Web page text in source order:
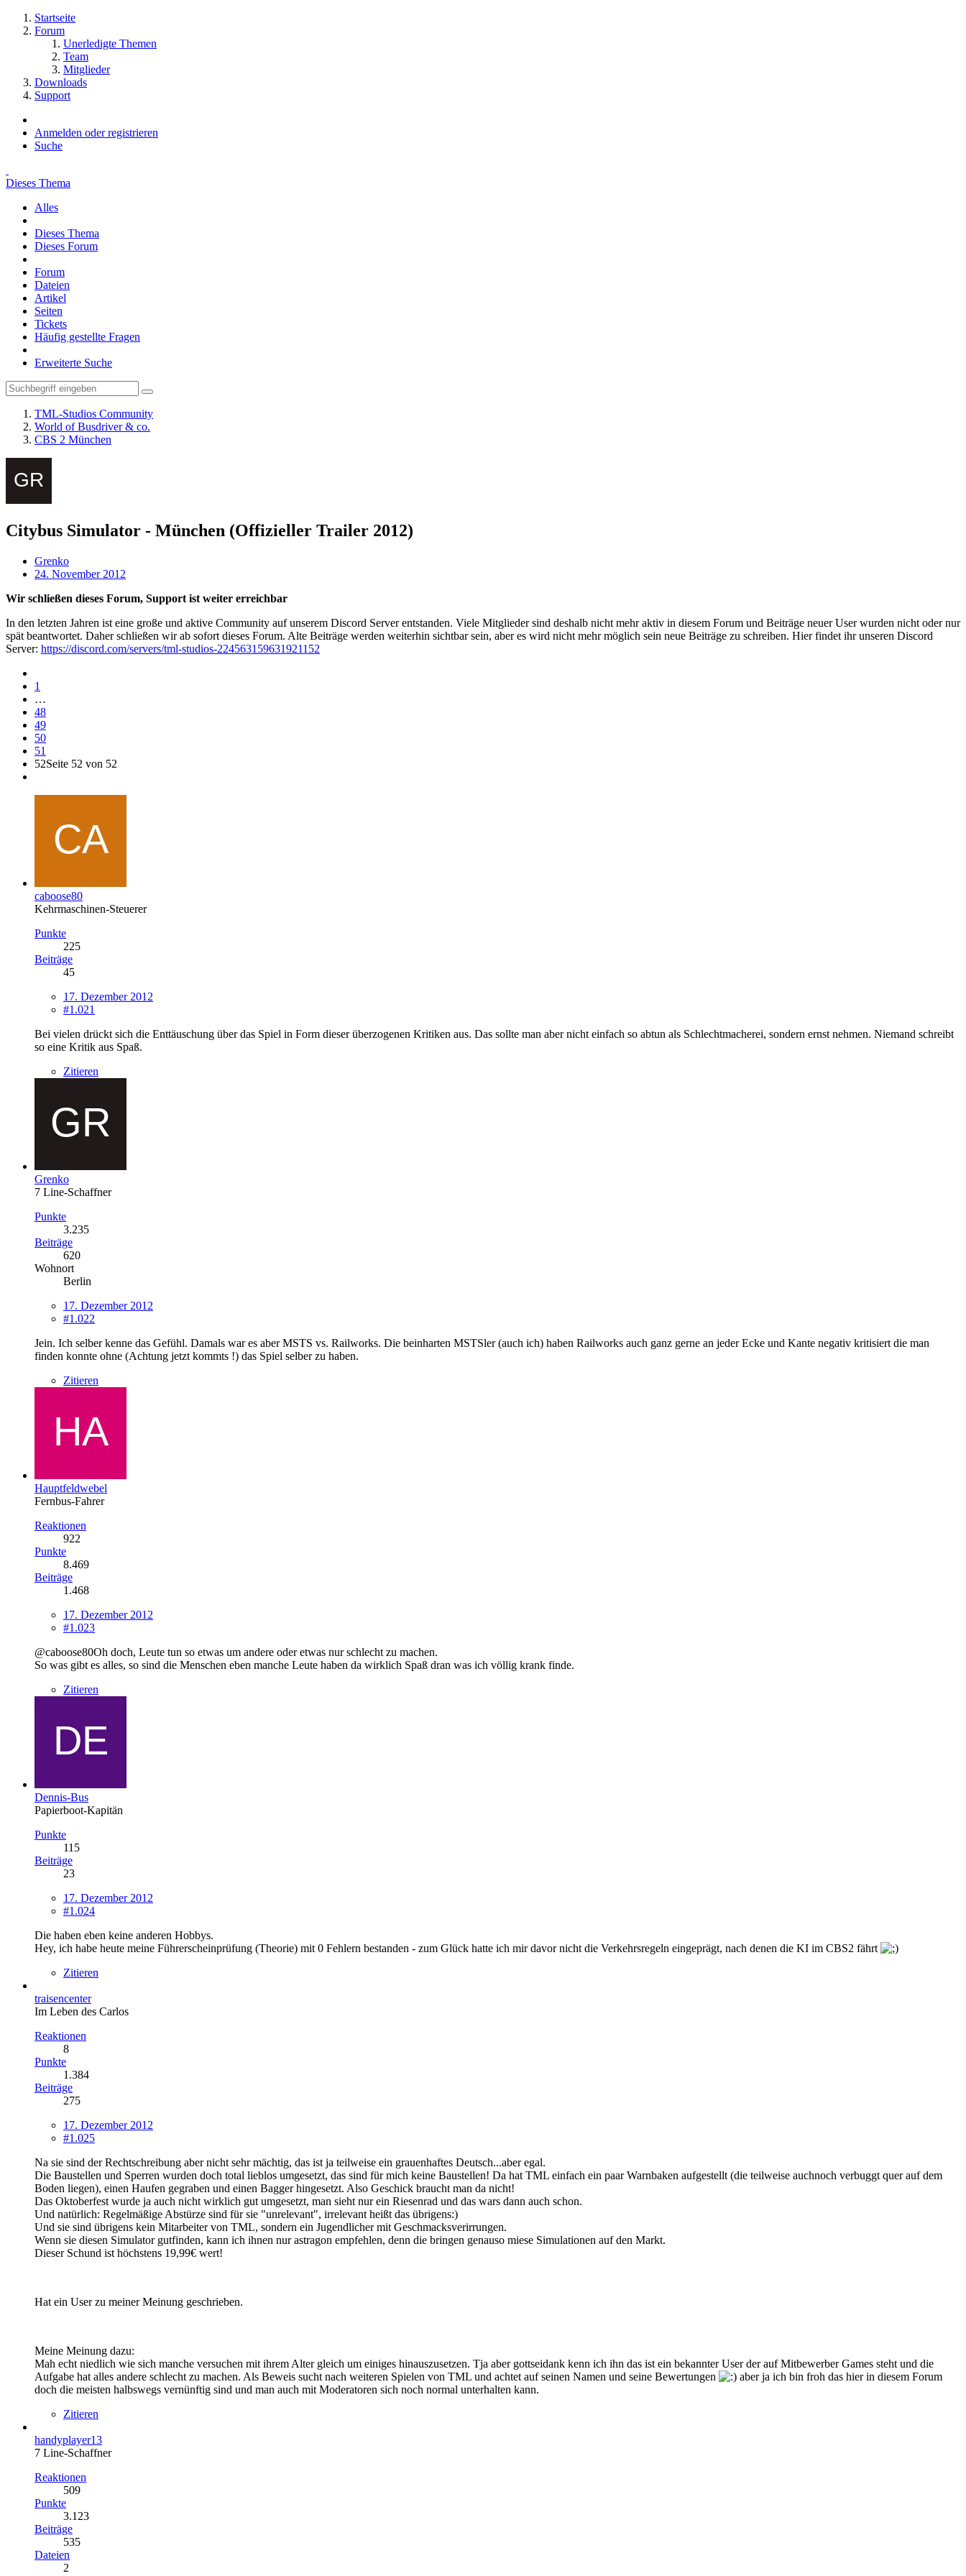
Startseite
Forum
Unerledigte Themen
Team
Mitglieder
Downloads
Support
Anmelden oder registrieren
Suche
Dieses Thema
Alles
Dieses Thema
Dieses Forum
Forum
Dateien
Artikel
Seiten
Tickets
Häufig gestellte Fragen
Erweiterte Suche
TML-Studios Community
World of Busdriver & co.
CBS 2 München
Citybus Simulator - München (Offizieller Trailer 2012)
Grenko
24. November 2012
Wir schließen dieses Forum, Support ist weiter erreichbar
In den letzten Jahren ist eine große und aktive Community auf unserem Discord Server entstanden. Viele Mitglieder sind deshalb nicht mehr aktiv in diesem Forum und Beiträge neuer User wurden nicht oder nur
spät beantwortet. Daher schließen wir ab sofort dieses Forum. Alte Beiträge werden weiterhin sichtbar sein, aber es wird nicht mehr möglich sein neue Beiträge zu schreiben. Hier findet ihr unseren Discord
Server: https://discord.com/servers/tml-studios-224563159631921152
1
…
48
49
50
51
52Seite 52 von 52
caboose80
Kehrmaschinen-Steuerer
Punkte
225
Beiträge
45
17. Dezember 2012
#1.021
Bei vielen drückt sich die Enttäuschung über das Spiel in Form dieser überzogenen Kritiken aus. Das sollte man aber nicht einfach so abtun als Schlechtmacherei, sondern ernst nehmen. Niemand schreibt
so eine Kritik aus Spaß.
Zitieren
Grenko
7 Line-Schaffner
Punkte
3.235
Beiträge
620
Wohnort
Berlin
17. Dezember 2012
#1.022
Jein. Ich selber kenne das Gefühl. Damals war es aber MSTS vs. Railworks. Die beinharten MSTSler (auch ich) haben Railworks auch ganz gerne an jeder Ecke und Kante negativ kritisiert die man
finden konnte ohne (Achtung jetzt kommts !) das Spiel selber zu haben.
Zitieren
Hauptfeldwebel
Fernbus-Fahrer
Reaktionen
922
Punkte
8.469
Beiträge
1.468
17. Dezember 2012
#1.023
@caboose80Oh doch, Leute tun so etwas um andere oder etwas nur schlecht zu machen.
So was gibt es alles, so sind die Menschen eben manche Leute haben da wirklich Spaß dran was ich völlig krank finde.
Zitieren
Dennis-Bus
Papierboot-Kapitän
Punkte
115
Beiträge
23
17. Dezember 2012
#1.024
Die haben eben keine anderen Hobbys.
Hey, ich habe heute meine Führerscheinprüfung (Theorie) mit 0 Fehlern bestanden - zum Glück hatte ich mir davor nicht die Verkehrsregeln eingeprägt, nach denen die KI im CBS2 fährt
Zitieren
traisencenter
Im Leben des Carlos
Reaktionen
8
Punkte
1.384
Beiträge
275
17. Dezember 2012
#1.025
Na sie sind der Rechtschreibung aber nicht sehr mächtig, das ist ja teilweise ein grauenhaftes Deutsch...aber egal.
Die Baustellen und Sperren wurden doch total lieblos umgesetzt, das sind für mich keine Baustellen! Da hat TML einfach ein paar Warnbaken aufgestellt (die teilweise auchnoch verbuggt quer auf dem
Boden liegen), einen Haufen gegraben und einen Bagger hingesetzt. Also Geschick braucht man da nicht!
Das Oktoberfest wurde ja auch nicht wirklich gut umgesetzt, man sieht nur ein Riesenrad und das wars dann auch schon.
Und natürlich: Regelmäßige Abstürze sind für sie "unrelevant", irrelevant heißt das übrigens:)
Und sie sind übrigens kein Mitarbeiter von TML, sondern ein Jugendlicher mit Geschmacksverirrungen.
Wenn sie diesen Simulator gutfinden, kann ich ihnen nur astragon empfehlen, denn die bringen genauso miese Simulationen auf den Markt.
Dieser Schund ist höchstens 19,99€ wert!
Hat ein User zu meiner Meinung geschrieben.
Meine Meinung dazu:
Mah echt niedlich wie sich manche versuchen mit ihrem Alter gleich um einiges hinauszusetzen. Tja aber gottseidank kenn ich ihn das ist ein bekannter User der auf Mitbewerber Games steht und die
Aufgabe hat alles andere schlecht zu machen. Als Beweis sucht nach weiteren Spielen von TML und achtet auf seinen Namen und seine Bewertungen
aber ja ich bin froh das hier in diesem Forum
doch die meisten halbswegs vernünftig sind und man auch mit Moderatoren sich noch normal unterhalten kann.
Zitieren
handyplayer13
7 Line-Schaffner
Reaktionen
509
Punkte
3.123
Beiträge
535
Dateien
2